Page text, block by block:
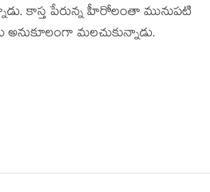
కాస్త పేరున్న హీరోలంతా మునుపటి
మలచుకున్నాడు.